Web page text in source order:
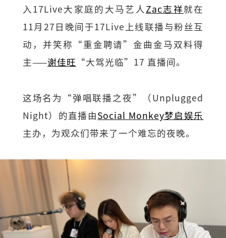
入17Live大家庭的大马艺人Zac志祥就在
11月27日晚间于17Live上线联播与粉丝互
动，并笑称“重金聘请”金曲金马双料得
主——谢佳旺 “大驾光临”17 直播间。
这场名为“弹唱联播之夜”（Unplugged
Night）的直播由Social Monkey梦启娱乐
主办，为观众们带来了一个难忘的夜晚。